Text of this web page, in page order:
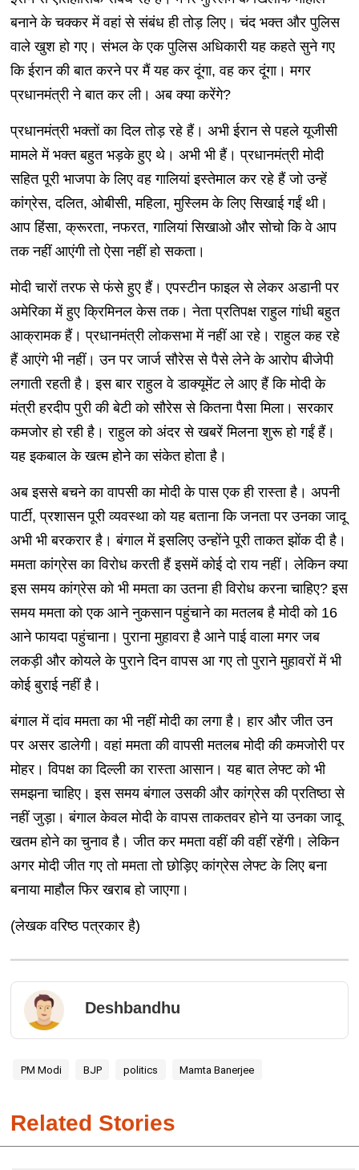
बनाने के चक्कर में वहां से संबंध ही तोड़ लिए। चंद भक्त और पुलिस
वाले खुश हो गए। संभल के एक पुलिस अधिकारी यह कहते सुने गए
कि ईरान की बात करने पर मैं यह कर दूंगा, वह कर दूंगा। मगर
प्रधानमंत्री ने बात कर ली। अब क्या करेंगे?
प्रधानमंत्री भक्तों का दिल तोड़ रहे हैं। अभी ईरान से पहले यूजीसी
मामले में भक्त बहुत भड़के हुए थे। अभी भी हैं। प्रधानमंत्री मोदी
सहित पूरी भाजपा के लिए वह गालियां इस्तेमाल कर रहे हैं जो उन्हें
कांग्रेस, दलित, ओबीसी, महिला, मुस्लिम के लिए सिखाई गईं थी।
आप हिंसा, क्रूरता, नफरत, गालियां सिखाओ और सोचो कि वे आप
तक नहीं आएंगी तो ऐसा नहीं हो सकता।
मोदी चारों तरफ से फंसे हुए हैं। एपस्टीन फाइल से लेकर अडानी पर
अमेरिका में हुए क्रिमिनल केस तक। नेता प्रतिपक्ष राहुल गांधी बहुत
आक्रामक हैं। प्रधानमंत्री लोकसभा में नहीं आ रहे। राहुल कह रहे
हैं आएंगे भी नहीं। उन पर जार्ज सौरेस से पैसे लेने के आरोप बीजेपी
लगाती रहती है। इस बार राहुल वे डाक्यूमेंट ले आए हैं कि मोदी के
मंत्री हरदीप पुरी की बेटी को सौरेस से कितना पैसा मिला। सरकार
कमजोर हो रही है। राहुल को अंदर से खबरें मिलना शुरू हो गईं हैं।
यह इकबाल के खत्म होने का संकेत होता है।
अब इससे बचने का वापसी का मोदी के पास एक ही रास्ता है। अपनी
पार्टी, प्रशासन पूरी व्यवस्था को यह बताना कि जनता पर उनका जादू
अभी भी बरकरार है। बंगाल में इसलिए उन्होंने पूरी ताकत झोंक दी है।
ममता कांग्रेस का विरोध करती हैं इसमें कोई दो राय नहीं। लेकिन क्या
इस समय कांग्रेस को भी ममता का उतना ही विरोध करना चाहिए? इस
समय ममता को एक आने नुकसान पहुंचाने का मतलब है मोदी को 16
आने फायदा पहुंचाना। पुराना मुहावरा है आने पाई वाला मगर जब
लकड़ी और कोयले के पुराने दिन वापस आ गए तो पुराने मुहावरों में भी
कोई बुराई नहीं है।
बंगाल में दांव ममता का भी नहीं मोदी का लगा है। हार और जीत उन
पर असर डालेगी। वहां ममता की वापसी मतलब मोदी की कमजोरी पर
मोहर। विपक्ष का दिल्ली का रास्ता आसान। यह बात लेफ्ट को भी
समझना चाहिए। इस समय बंगाल उसकी और कांग्रेस की प्रतिष्ठा से
नहीं जुड़ा। बंगाल केवल मोदी के वापस ताकतवर होने या उनका जादू
खतम होने का चुनाव है। जीत कर ममता वहीं की वहीं रहेंगी। लेकिन
अगर मोदी जीत गए तो ममता तो छोड़िए कांग्रेस लेफ्ट के लिए बना
बनाया माहौल फिर खराब हो जाएगा।
(लेखक वरिष्ठ पत्रकार है)
Deshbandhu
PM Modi BJP politics Mamta Banerjee
Related Stories